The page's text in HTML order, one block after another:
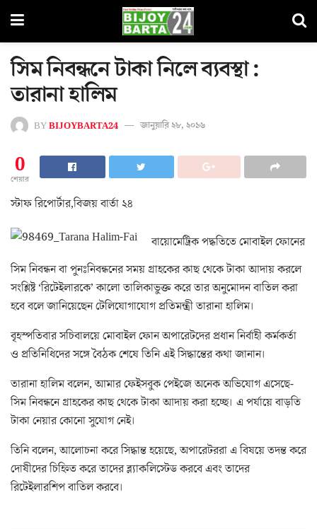
সিম নিবন্ধনে টাকা নিলে ব্যবস্থা :
তারানা হালিম
BYBIJOYBARTA24 জানুয়ারি ২৮, ২০১৬
0
শেয়ার
স্টাফ রিপোর্টার,বিজয় বার্তা ২৪
বায়োমেট্রিক পদ্ধতিতে মোবাইল ফোনের
সিম নিবন্ধন বা পুনঃনিবন্ধনের সময় গ্রাহকের কাছ থেকে টাকা আদায় করলে
সংশ্লিষ্ট ‘রিটেইলারকে’ কালো তালিকাভুক্ত করে তার অনুমোদন বাতিল করা
হবে বলে জানিয়েছেন টেলিযোগাযোগ প্রতিমন্ত্রী তারানা হালিম।
বৃহস্পতিবার সচিবালয়ে মোবাইল ফোন অপারেটদের প্রধান নির্বাহী কর্মকর্তা
ও প্রতিনিধিদের সঙ্গে বৈঠক শেষে তিনি এই সিদ্ধান্তের কথা জানান।
তারানা হালিম বলেন, আমার ফেইসবুক পেইজে অনেক অভিযোগ এসেছে-
সিম নিবন্ধনে গ্রাহকের কাছ থেকে টাকা আদায় করা হচ্ছে। এ পর্যায়ে বাড়তি
টাকা নেয়ার কোনো সুযোগ নেই।
তিনি বলেন, আলোচনা করে সিদ্ধান্ত হয়েছে, অপারেটররা এ বিষয়ে তদন্ত করে
দোষীদের চিহ্নিত করে তাদের ব্ল্যাকলিস্টেড করবে এবং তাদের
রিটেইলারশিপ বাতিল করবে।